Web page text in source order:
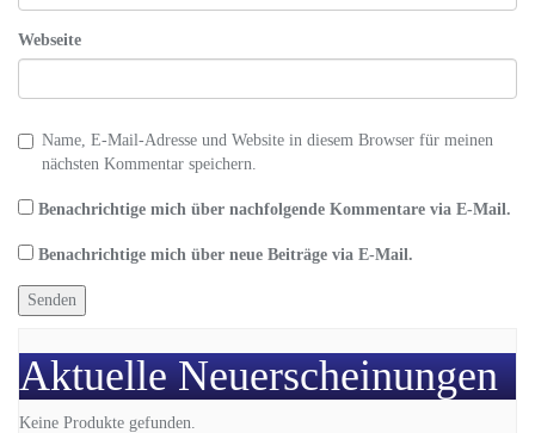
Webseite
Name, E-Mail-Adresse und Website in diesem Browser für meinen
nächsten Kommentar speichern.
Benachrichtige mich über nachfolgende Kommentare via E-Mail.
Benachrichtige mich über neue Beiträge via E-Mail.
Aktuelle Neuerscheinungen
Keine Produkte gefunden.